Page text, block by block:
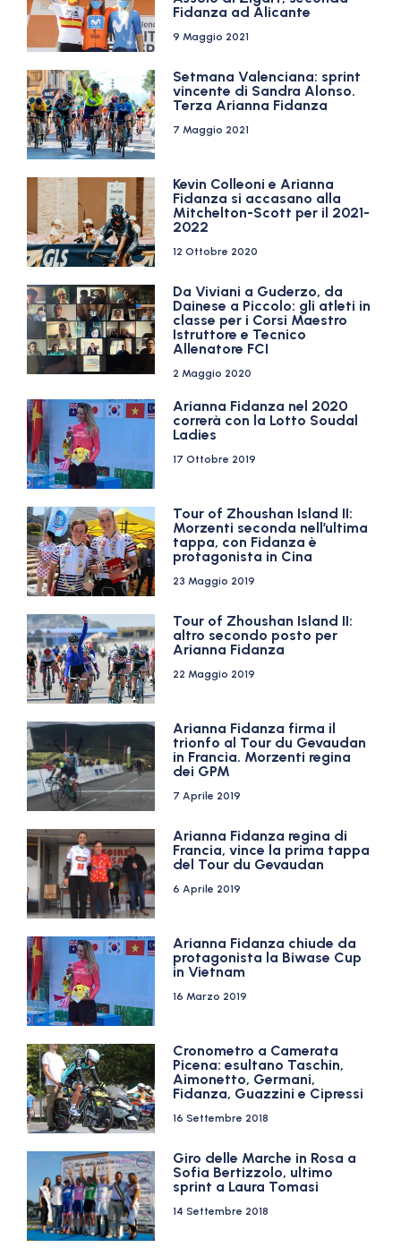
Fidanza ad Alicante
9 Maggio 2021
Setmana Valenciana: sprint
vincente di Sandra Alonso.
Terza Arianna Fidanza
7 Maggio 2021
Kevin Colleoni e Arianna
Fidanza si accasano alla
Mitchelton-Scott per il 2021-
2022
12 Ottobre 2020
Da Viviani a Guderzo, da
Dainese a Piccolo: gli atleti in
classe per i Corsi Maestro
Istruttore e Tecnico
Allenatore FCI
2 Maggio 2020
Arianna Fidanza nel 2020
correrà con la Lotto Soudal
Ladies
17 Ottobre 2019
Tour of Zhoushan Island II:
Morzenti seconda nell’ultima
tappa, con Fidanza è
protagonista in Cina
23 Maggio 2019
Tour of Zhoushan Island II:
altro secondo posto per
Arianna Fidanza
22 Maggio 2019
Arianna Fidanza firma il
trionfo al Tour du Gevaudan
in Francia. Morzenti regina
dei GPM
7 Aprile 2019
Arianna Fidanza regina di
Francia, vince la prima tappa
del Tour du Gevaudan
6 Aprile 2019
Arianna Fidanza chiude da
protagonista la Biwase Cup
in Vietnam
16 Marzo 2019
Cronometro a Camerata
Picena: esultano Taschin,
Aimonetto, Germani,
Fidanza, Guazzini e Cipressi
16 Settembre 2018
Giro delle Marche in Rosa a
Sofia Bertizzolo, ultimo
sprint a Laura Tomasi
14 Settembre 2018